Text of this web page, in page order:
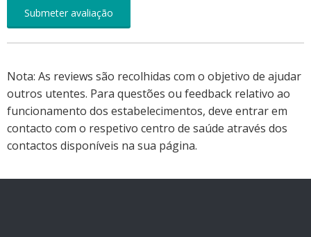
Nota: As reviews são recolhidas com o objetivo de ajudar
outros utentes. Para questões ou feedback relativo ao
funcionamento dos estabelecimentos, deve entrar em
contacto com o respetivo centro de saúde através dos
contactos disponíveis na sua página.